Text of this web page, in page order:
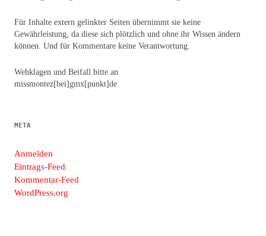
Für Inhalte extern gelinkter Seiten übernimmt sie keine
Gewährleistung, da diese sich plötzlich und ohne ihr Wissen ändern
können. Und für Kommentare keine Verantwortung.
Wehklagen und Beifall bitte an
missmontez[bei]gmx[punkt]de
META
Anmelden
Eintrags-Feed
Kommentar-Feed
WordPress.org